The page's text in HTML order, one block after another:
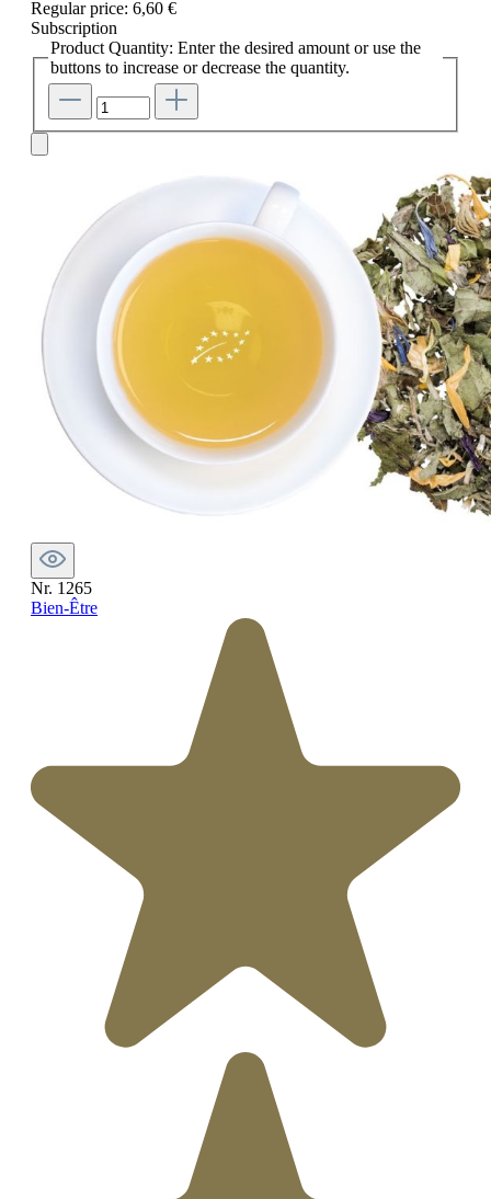
Regular price: 6,60 €
Subscription
Product Quantity: Enter the desired amount or use the
buttons to increase or decrease the quantity.
Nr. 1265
Bien-Être